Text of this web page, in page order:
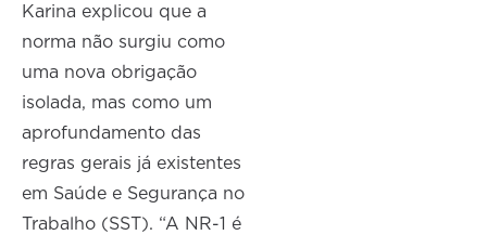
Karina explicou que a
norma não surgiu como
uma nova obrigação
isolada, mas como um
aprofundamento das
regras gerais já existentes
em Saúde e Segurança no
Trabalho (SST). “A NR-1 é